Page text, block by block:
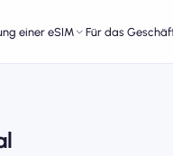
einer eSIM Für das